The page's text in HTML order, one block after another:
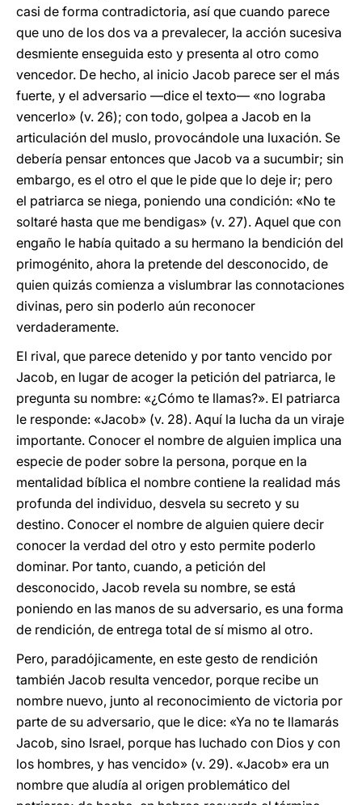
casi de forma contradictoria, así que cuando parece
que uno de los dos va a prevalecer, la acción sucesiva
desmiente enseguida esto y presenta al otro como
vencedor. De hecho, al inicio Jacob parece ser el más
fuerte, y el adversario —dice el texto— «no lograba
vencerlo» (v. 26); con todo, golpea a Jacob en la
articulación del muslo, provocándole una luxación. Se
debería pensar entonces que Jacob va a sucumbir; sin
embargo, es el otro el que le pide que lo deje ir; pero
el patriarca se niega, poniendo una condición: «No te
soltaré hasta que me bendigas» (v. 27). Aquel que con
engaño le había quitado a su hermano la bendición del
primogénito, ahora la pretende del desconocido, de
quien quizás comienza a vislumbrar las connotaciones
divinas, pero sin poderlo aún reconocer
verdaderamente.
El rival, que parece detenido y por tanto vencido por
Jacob, en lugar de acoger la petición del patriarca, le
pregunta su nombre: «¿Cómo te llamas?». El patriarca
le responde: «Jacob» (v. 28). Aquí la lucha da un viraje
importante. Conocer el nombre de alguien implica una
especie de poder sobre la persona, porque en la
mentalidad bíblica el nombre contiene la realidad más
profunda del individuo, desvela su secreto y su
destino. Conocer el nombre de alguien quiere decir
conocer la verdad del otro y esto permite poderlo
dominar. Por tanto, cuando, a petición del
desconocido, Jacob revela su nombre, se está
poniendo en las manos de su adversario, es una forma
de rendición, de entrega total de sí mismo al otro.
Pero, paradójicamente, en este gesto de rendición
también Jacob resulta vencedor, porque recibe un
nombre nuevo, junto al reconocimiento de victoria por
parte de su adversario, que le dice: «Ya no te llamarás
Jacob, sino Israel, porque has luchado con Dios y con
los hombres, y has vencido» (v. 29). «Jacob» era un
nombre que aludía al origen problemático del